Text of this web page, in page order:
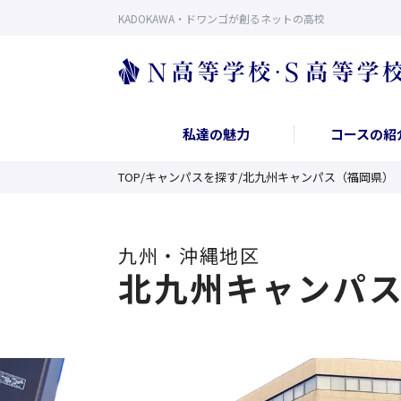
KADOKAWA・ドワンゴが創るネットの高校
私達の魅力 コースの紹
TOP/キャンパスを探す/北九州キャンパス（福岡県）
九州・沖縄地区
北九州キャンパ